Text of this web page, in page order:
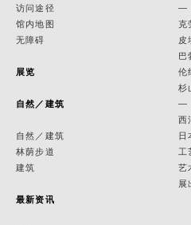
访问途径
馆内地图
无障碍
展览
自然／建筑
自然／建筑
林荫步道
建筑
最新资讯
—
克
皮
巴
伦
杉
—
西
日
工
艺
展